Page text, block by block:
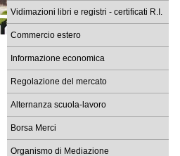
Vidimazioni libri e registri - certificati R.I.
Commercio estero
Informazione economica
Regolazione del mercato
Alternanza scuola-lavoro
Borsa Merci
Organismo di Mediazione